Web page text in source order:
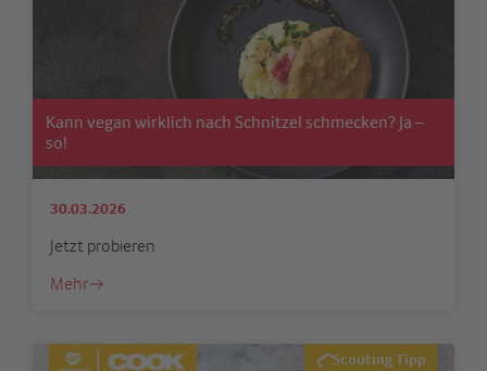
Kann vegan wirklich nach Schnitzel schmecken? Ja –
so!
30.03.2026
Jetzt probieren
Mehr
Scouting Tipp